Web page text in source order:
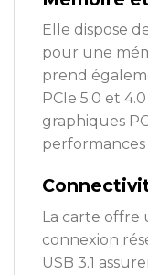
Elle dispose
pour une
prend
PCIe 5.0 et
graphiques
performances
La carte offre
connexion
USB 3.1